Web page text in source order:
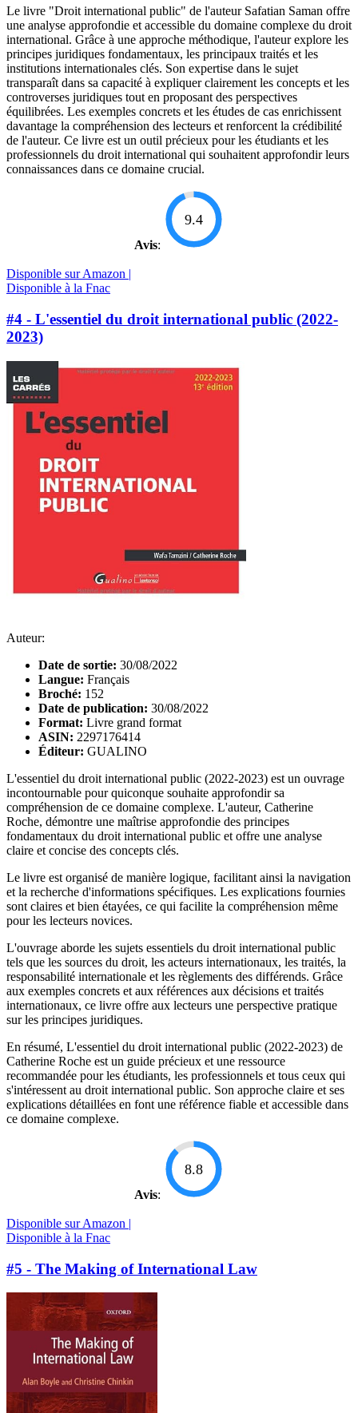
Le livre "Droit international public" de l'auteur Safatian Saman offre
une analyse approfondie et accessible du domaine complexe du droit
international. Grâce à une approche méthodique, l'auteur explore les
principes juridiques fondamentaux, les principaux traités et les
institutions internationales clés. Son expertise dans le sujet
transparaît dans sa capacité à expliquer clairement les concepts et les
controverses juridiques tout en proposant des perspectives
équilibrées. Les exemples concrets et les études de cas enrichissent
davantage la compréhension des lecteurs et renforcent la crédibilité
de l'auteur. Ce livre est un outil précieux pour les étudiants et les
professionnels du droit international qui souhaitent approfondir leurs
connaissances dans ce domaine crucial.
Avis:
9.4
Disponible sur Amazon |
Disponible à la Fnac
#4 - L'essentiel du droit international public (2022-
2023)
Auteur:
Date de sortie: 30/08/2022
Langue: Français
Broché: 152
Date de publication: 30/08/2022
Format: Livre grand format
ASIN: 2297176414
Éditeur: GUALINO
L'essentiel du droit international public (2022-2023) est un ouvrage
incontournable pour quiconque souhaite approfondir sa
compréhension de ce domaine complexe. L'auteur, Catherine
Roche, démontre une maîtrise approfondie des principes
fondamentaux du droit international public et offre une analyse
claire et concise des concepts clés.
Le livre est organisé de manière logique, facilitant ainsi la navigation
et la recherche d'informations spécifiques. Les explications fournies
sont claires et bien étayées, ce qui facilite la compréhension même
pour les lecteurs novices.
L'ouvrage aborde les sujets essentiels du droit international public
tels que les sources du droit, les acteurs internationaux, les traités, la
responsabilité internationale et les règlements des différends. Grâce
aux exemples concrets et aux références aux décisions et traités
internationaux, ce livre offre aux lecteurs une perspective pratique
sur les principes juridiques.
En résumé, L'essentiel du droit international public (2022-2023) de
Catherine Roche est un guide précieux et une ressource
recommandée pour les étudiants, les professionnels et tous ceux qui
s'intéressent au droit international public. Son approche claire et ses
explications détaillées en font une référence fiable et accessible dans
ce domaine complexe.
Avis:
8.8
Disponible sur Amazon |
Disponible à la Fnac
#5 - The Making of International Law